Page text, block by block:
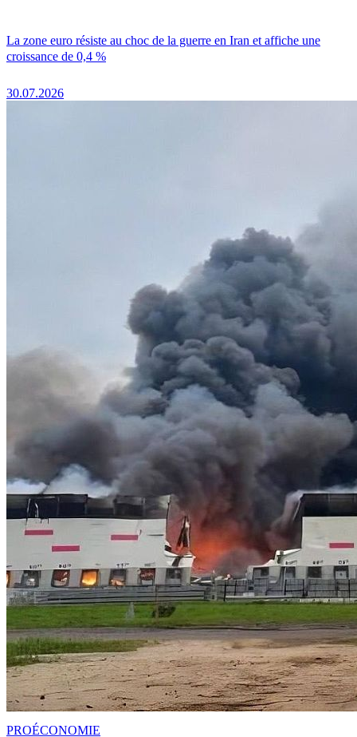
La zone euro résiste au choc de la guerre en Iran et affiche une
croissance de 0,4 %
30.07.2026
PROÉCONOMIE